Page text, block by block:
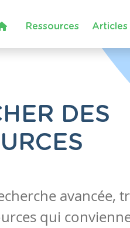
Ressources Articles
DES
avancée,
qui